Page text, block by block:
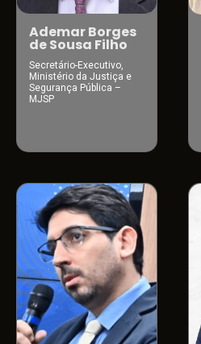
Ademar Borges
de Sousa Filho
Secretário-Executivo,
Ministério da Justiça e
Segurança Pública –
MJSP